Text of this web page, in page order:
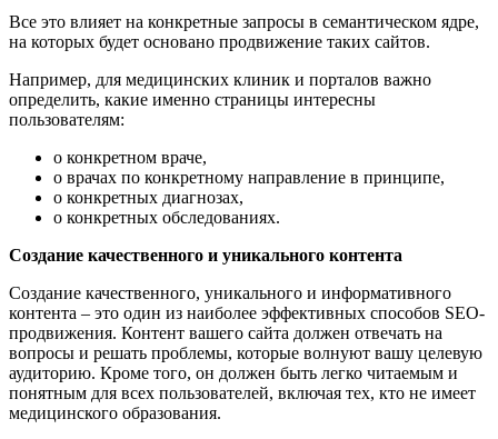
Все это влияет на конкретные запросы в семантическом ядре,
на которых будет основано продвижение таких сайтов.
Например, для медицинских клиник и порталов важно
определить, какие именно страницы интересны
пользователям:
о конкретном враче,
о врачах по конкретному направление в принципе,
о конкретных диагнозах,
о конкретных обследованиях.
Создание качественного и уникального контента
Создание качественного, уникального и информативного
контента – это один из наиболее эффективных способов SEO-
продвижения. Контент вашего сайта должен отвечать на
вопросы и решать проблемы, которые волнуют вашу целевую
аудиторию. Кроме того, он должен быть легко читаемым и
понятным для всех пользователей, включая тех, кто не имеет
медицинского образования.